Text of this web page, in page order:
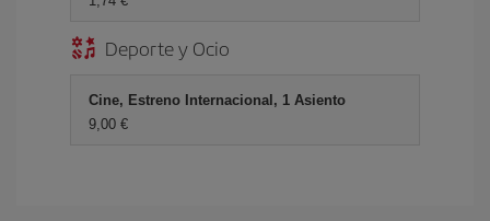
Deporte y Ocio
Cine, Estreno Internacional, 1 Asiento
9,00 €